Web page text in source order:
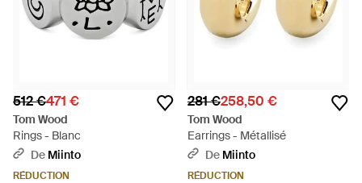
512 €471 €
Tom Wood
Rings - Blanc
De Miinto
RÉDUCTION
281 €258,50 €
Tom Wood
Earrings - Métallisé
De Miinto
RÉDUCTION